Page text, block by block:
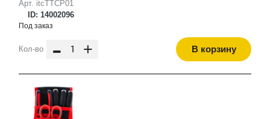
Арт. itcTTCP01
ID: 14002096
Под заказ
Кол-во - + В корзину